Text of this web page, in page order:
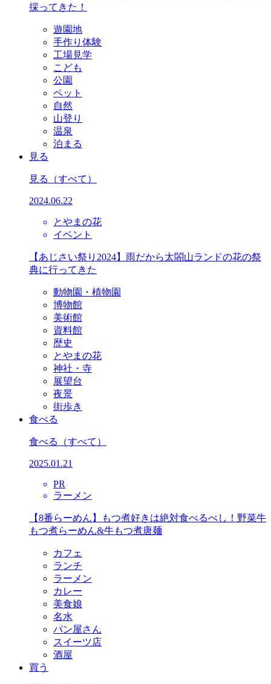
採ってきた！
遊園地
手作り体験
工場見学
こども
公園
ペット
自然
山登り
温泉
泊まる
見る
見る （すべて）
2024.06.22
とやまの花
イベント
【あじさい祭り2024】雨だから太閤山ランドの花の祭
典に行ってきた
動物園・植物園
博物館
美術館
資料館
歴史
とやまの花
神社・寺
展望台
夜景
街歩き
食べる
食べる （すべて）
2025.01.21
PR
ラーメン
【8番らーめん】もつ煮好きは絶対食べるべし！野菜牛
もつ煮らーめん&牛もつ煮唐麺
カフェ
ランチ
ラーメン
カレー
美食娘
名水
パン屋さん
スイーツ店
酒屋
買う